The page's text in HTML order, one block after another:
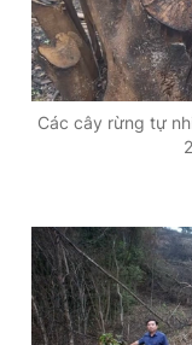
Các cây rừng tự